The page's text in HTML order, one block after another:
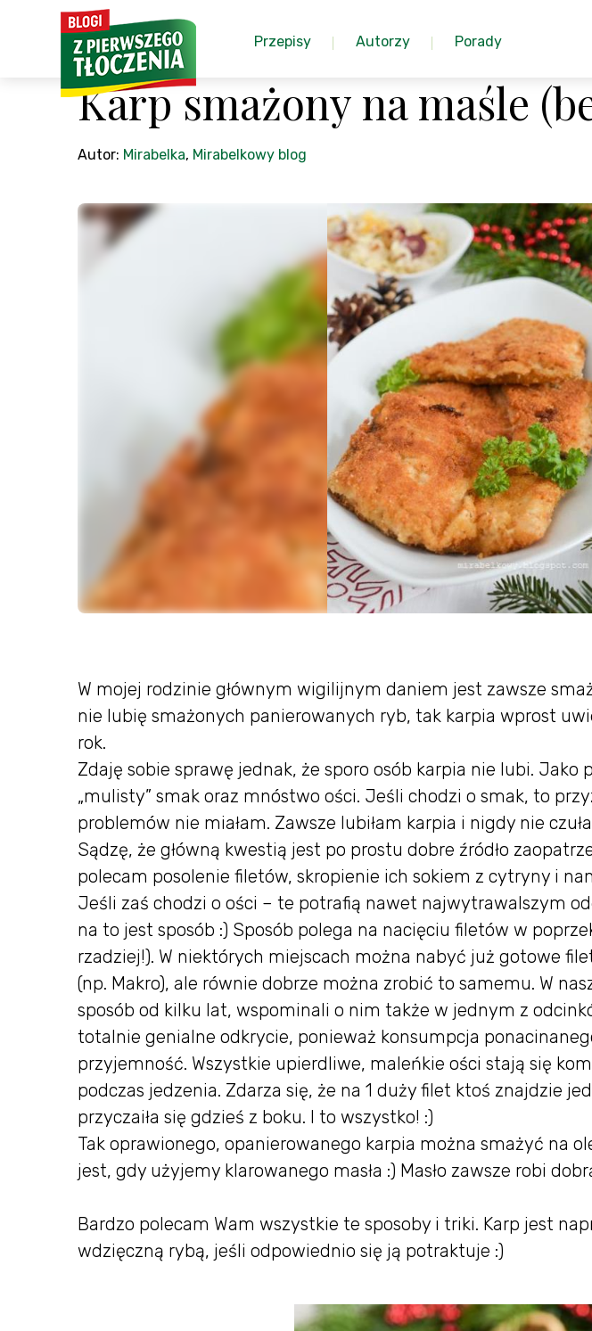
Przepisy Autorzy Porady
Karp smażony na maśle
Autor: Mirabelka, Mirabelkowy blog
W mojej rodzinie głównym wigilijnym daniem jest zawsze
nie lubię smażonych panierowanych ryb, tak karpia wprost
rok.
Zdaję sobie sprawę jednak, że sporo osób karpia nie lubi. Jako
„mulisty” smak oraz mnóstwo ości. Jeśli chodzi o smak, to
problemów nie miałam. Zawsze lubiłam karpia i nigdy nie
Sądzę, że główną kwestią jest po prostu dobre źródło
polecam posolenie filetów, skropienie ich sokiem z cytryny i
Jeśli zaś chodzi o ości – te potrafią nawet najwytrawalszym
na to jest sposób :) Sposób polega na nacięciu filetów w
rzadziej!). W niektórych miejscach można nabyć już gotowe
(np. Makro), ale równie dobrze można zrobić to samemu. W
sposób od kilku lat, wspominali o nim także w jednym z
totalnie genialne odkrycie, ponieważ konsumpcja
przyjemność. Wszystkie upierdliwe, maleńkie ości stają się
podczas jedzenia. Zdarza się, że na 1 duży filet ktoś znajdzie
przyczaiła się gdzieś z boku. I to wszystko! :)
Tak oprawionego, opanierowanego karpia można smażyć na
jest, gdy użyjemy klarowanego masła :) Masło zawsze robi
Bardzo polecam Wam wszystkie te sposoby i triki. Karp jest
wdzięczną rybą, jeśli odpowiednio się ją potraktuje :)